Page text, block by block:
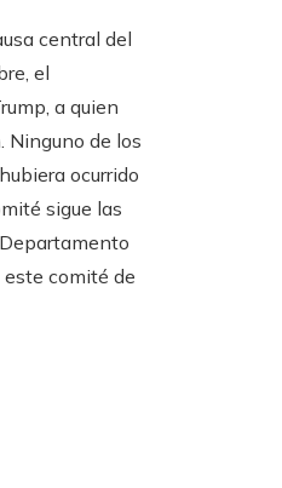
central del
el
a quien
Ninguno de los
ocurrido
sigue las
este comité de